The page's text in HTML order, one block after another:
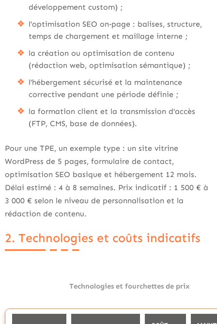
développement custom) ;
l’optimisation SEO on‑page : balises, structure,
temps de chargement et maillage interne ;
la création ou optimisation de contenu
(rédaction web, optimisation sémantique) ;
l’hébergement sécurisé et la maintenance
corrective pendant une période définie ;
la formation client et la transmission d’accès
(FTP, CMS, base de données).
Pour une TPE, un exemple type : un site vitrine
WordPress de 5 pages, formulaire de contact,
optimisation SEO basique et hébergement 12 mois.
Délai estimé : 4 à 8 semaines. Prix indicatif : 1 500 € à
3 000 € selon le niveau de personnalisation et la
rédaction de contenu.
2. Technologies et coûts indicatifs
Technologies et fourchettes de prix